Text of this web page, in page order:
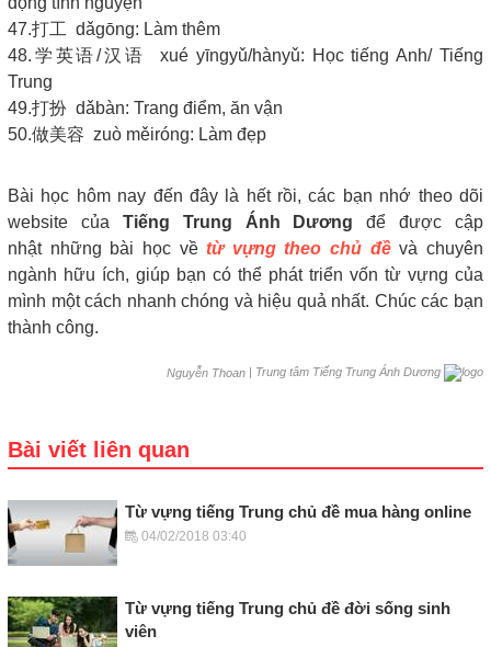
47.打工 dǎgōng: Làm thêm
48.学英语/汉语 xué yīngyǔ/hànyǔ: Học tiếng Anh/ Tiếng
Trung
49.打扮 dǎbàn: Trang điểm, ăn vận
50.做美容 zuò měiróng: Làm đẹp
Bài học hôm nay đến đây là hết rồi, các bạn nhớ theo dõi
website của Tiếng Trung Ánh Dương để được cập
nhật những bài học vềtừ vựng theo chủ đềvà chuyên
ngành hữu ích, giúp bạn có thể phát triển vốn từ vựng của
mình một cách nhanh chóng và hiệu quả nhất. Chúc các bạn
thành công.
Nguyễn Thoan Trung tâm Tiếng Trung Ánh Dương
Bài viết liên quan
Từ vựng tiếng Trung chủ đề mua hàng online
04/02/2018 03:40
Từ vựng tiếng Trung chủ đề đời sống sinh
viên